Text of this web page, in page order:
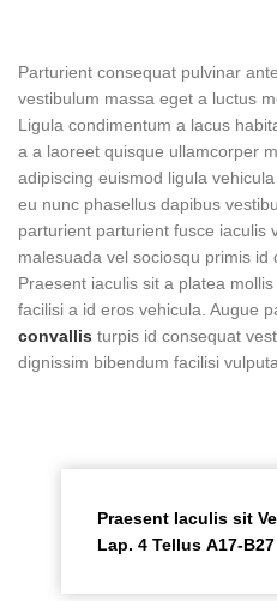
Parturient consequat pulvinar
vestibulum massa eget a luctus
Ligula condimentum a lacus
a a laoreet quisque ullamcorper
adipiscing euismod ligula
eu nunc phasellus dapibus
parturient parturient fusce iaculis
malesuada vel sociosqu primis id
Praesent iaculis sit a platea
facilisi a id eros vehicula. Augue
convallis turpis id consequat
dignissim bibendum facilisi
Praesent Iaculis sit
Lap. 4 Tellus A17-B27